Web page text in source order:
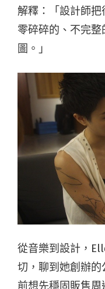
解釋：「設計師
零碎碎的、不完
圖。」
從音樂到設計，
切，聊到她創辦的
前想先穩固販售